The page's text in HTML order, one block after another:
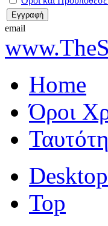
email
Home
Όροι
Top